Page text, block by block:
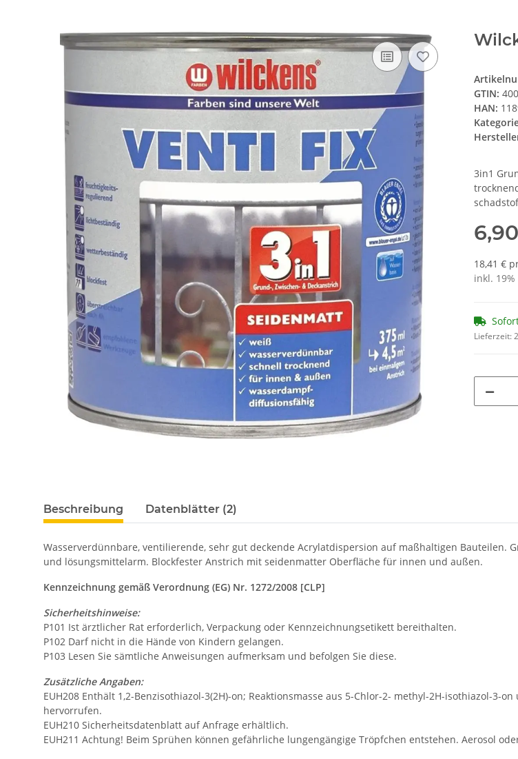
GTIN:
HAN:
3in1
18,41 €
inkl. 19%
Lieferzeit:
Beschreibung Datenblätter (2)
Wasserverdünnbare, ventilierende, sehr gut deckende Acrylatdispersion auf maßhaltigen Bauteilen.
und lösungsmittelarm. Blockfester Anstrich mit seidenmatter Oberfläche für innen und außen.
Kennzeichnung gemäß Verordnung (EG) Nr. 1272/2008 [CLP]
Sicherheitshinweise:
P101 Ist ärztlicher Rat erforderlich, Verpackung oder Kennzeichnungsetikett bereithalten.
P102 Darf nicht in die Hände von Kindern gelangen.
P103 Lesen Sie sämtliche Anweisungen aufmerksam und befolgen Sie diese.
Zusätzliche Angaben:
EUH208 Enthält 1,2-Benzisothiazol-3(2H)-on; Reaktionsmasse aus 5-Chlor-2- methyl-2H-isothiazol-3-
hervorrufen.
EUH210 Sicherheitsdatenblatt auf Anfrage erhältlich.
EUH211 Achtung! Beim Sprühen können gefährliche lungengängige Tröpfchen entstehen. Aerosol